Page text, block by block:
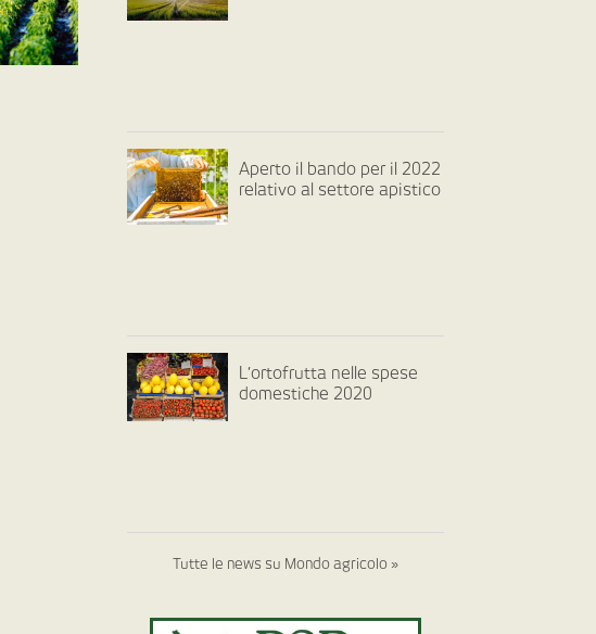
Aperto il bando per il 2022
relativo al settore apistico
L’ortofrutta nelle spese
domestiche 2020
Tutte le news su Mondo agricolo »